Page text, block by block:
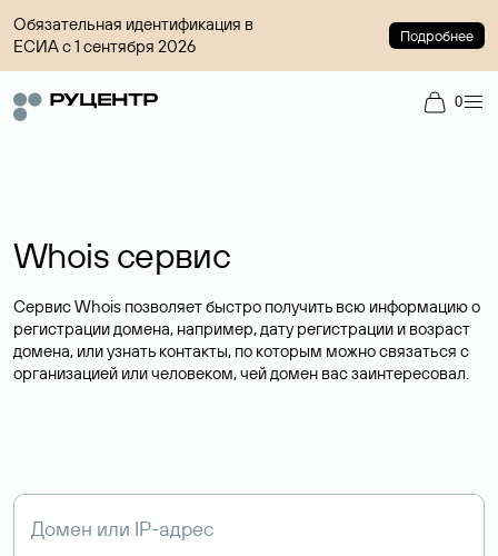
Обязательная идентификация в
ЕСИА с 1 сентября 2026
Подробнее
0
Whois сервис
Сервис Whois позволяет быстро получить всю информацию о
регистрации домена, например, дату регистрации и возраст
домена, или узнать контакты, по которым можно связаться с
организацией или человеком, чей домен вас заинтересовал.